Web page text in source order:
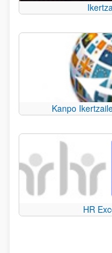
Kanpo
HR